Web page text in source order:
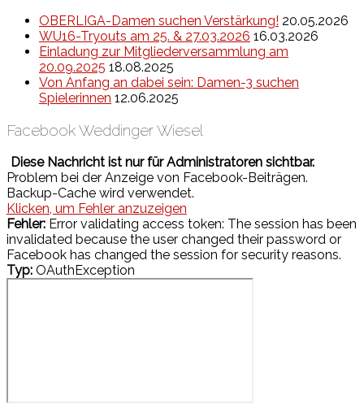
OBERLIGA-Damen suchen Verstärkung! 20.05.2026
WU16-Tryouts am 25. & 27.03.2026 16.03.2026
Einladung zur Mitgliederversammlung am
20.09.2025 18.08.2025
Von Anfang an dabei sein: Damen-3 suchen
Spielerinnen 12.06.2025
Facebook Weddinger Wiesel
Diese Nachricht ist nur für Administratoren sichtbar.
Problem bei der Anzeige von Facebook-Beiträgen.
Backup-Cache wird verwendet.
Klicken, um Fehler anzuzeigen
Fehler: Error validating access token: The session has been
invalidated because the user changed their password or
Facebook has changed the session for security reasons.
Typ: OAuthException